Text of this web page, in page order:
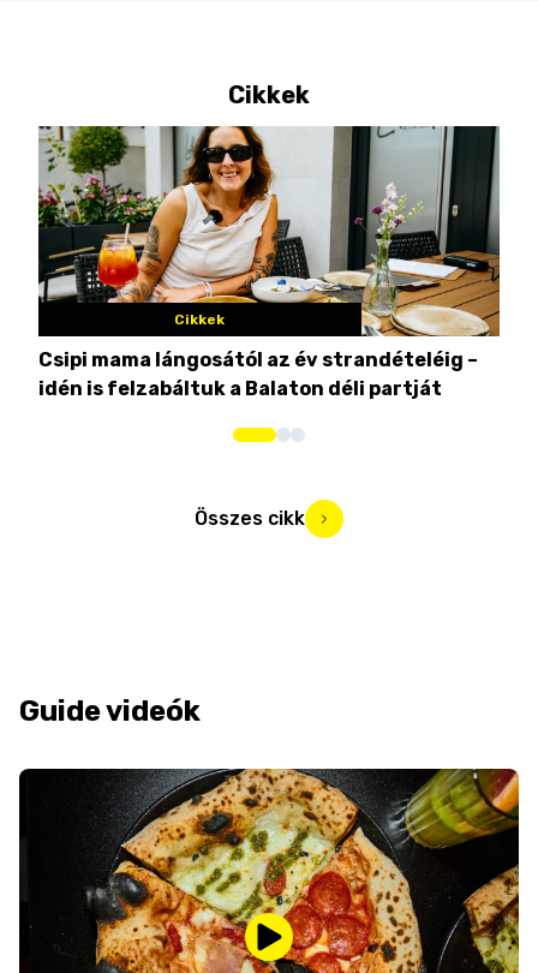
Cikkek
Cikkek
Csipi mama lángosától az év strandételéig –
idén is felzabáltuk a Balaton déli partját
Összes cikk
Guide videók